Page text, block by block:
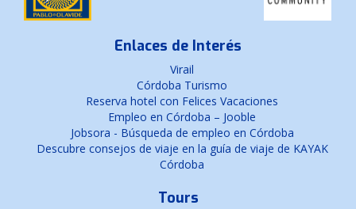
Enlaces de Interés
Virail
Córdoba Turismo
Reserva hotel con Felices Vacaciones
Empleo en Córdoba – Jooble
Jobsora - Búsqueda de empleo en Córdoba
Descubre consejos de viaje en la guía de viaje de KAYAK
Córdoba
Tours